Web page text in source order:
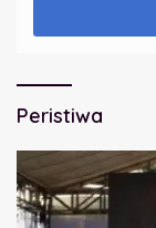
Peristiwa